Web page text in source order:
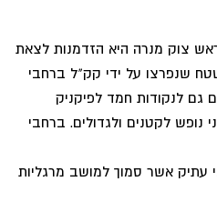
צוק מנרה היא הזדמנות לצאת
שנפרצו על ידי קק"ל ברחבי
גם לנקודות חמד לפיקניק
נופש לקטנים ולגדולים. ברחבי
עתיק אשר סמוך למושב מרגליות